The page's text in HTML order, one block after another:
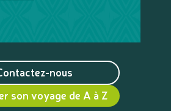
nous
son voyage de A à Z